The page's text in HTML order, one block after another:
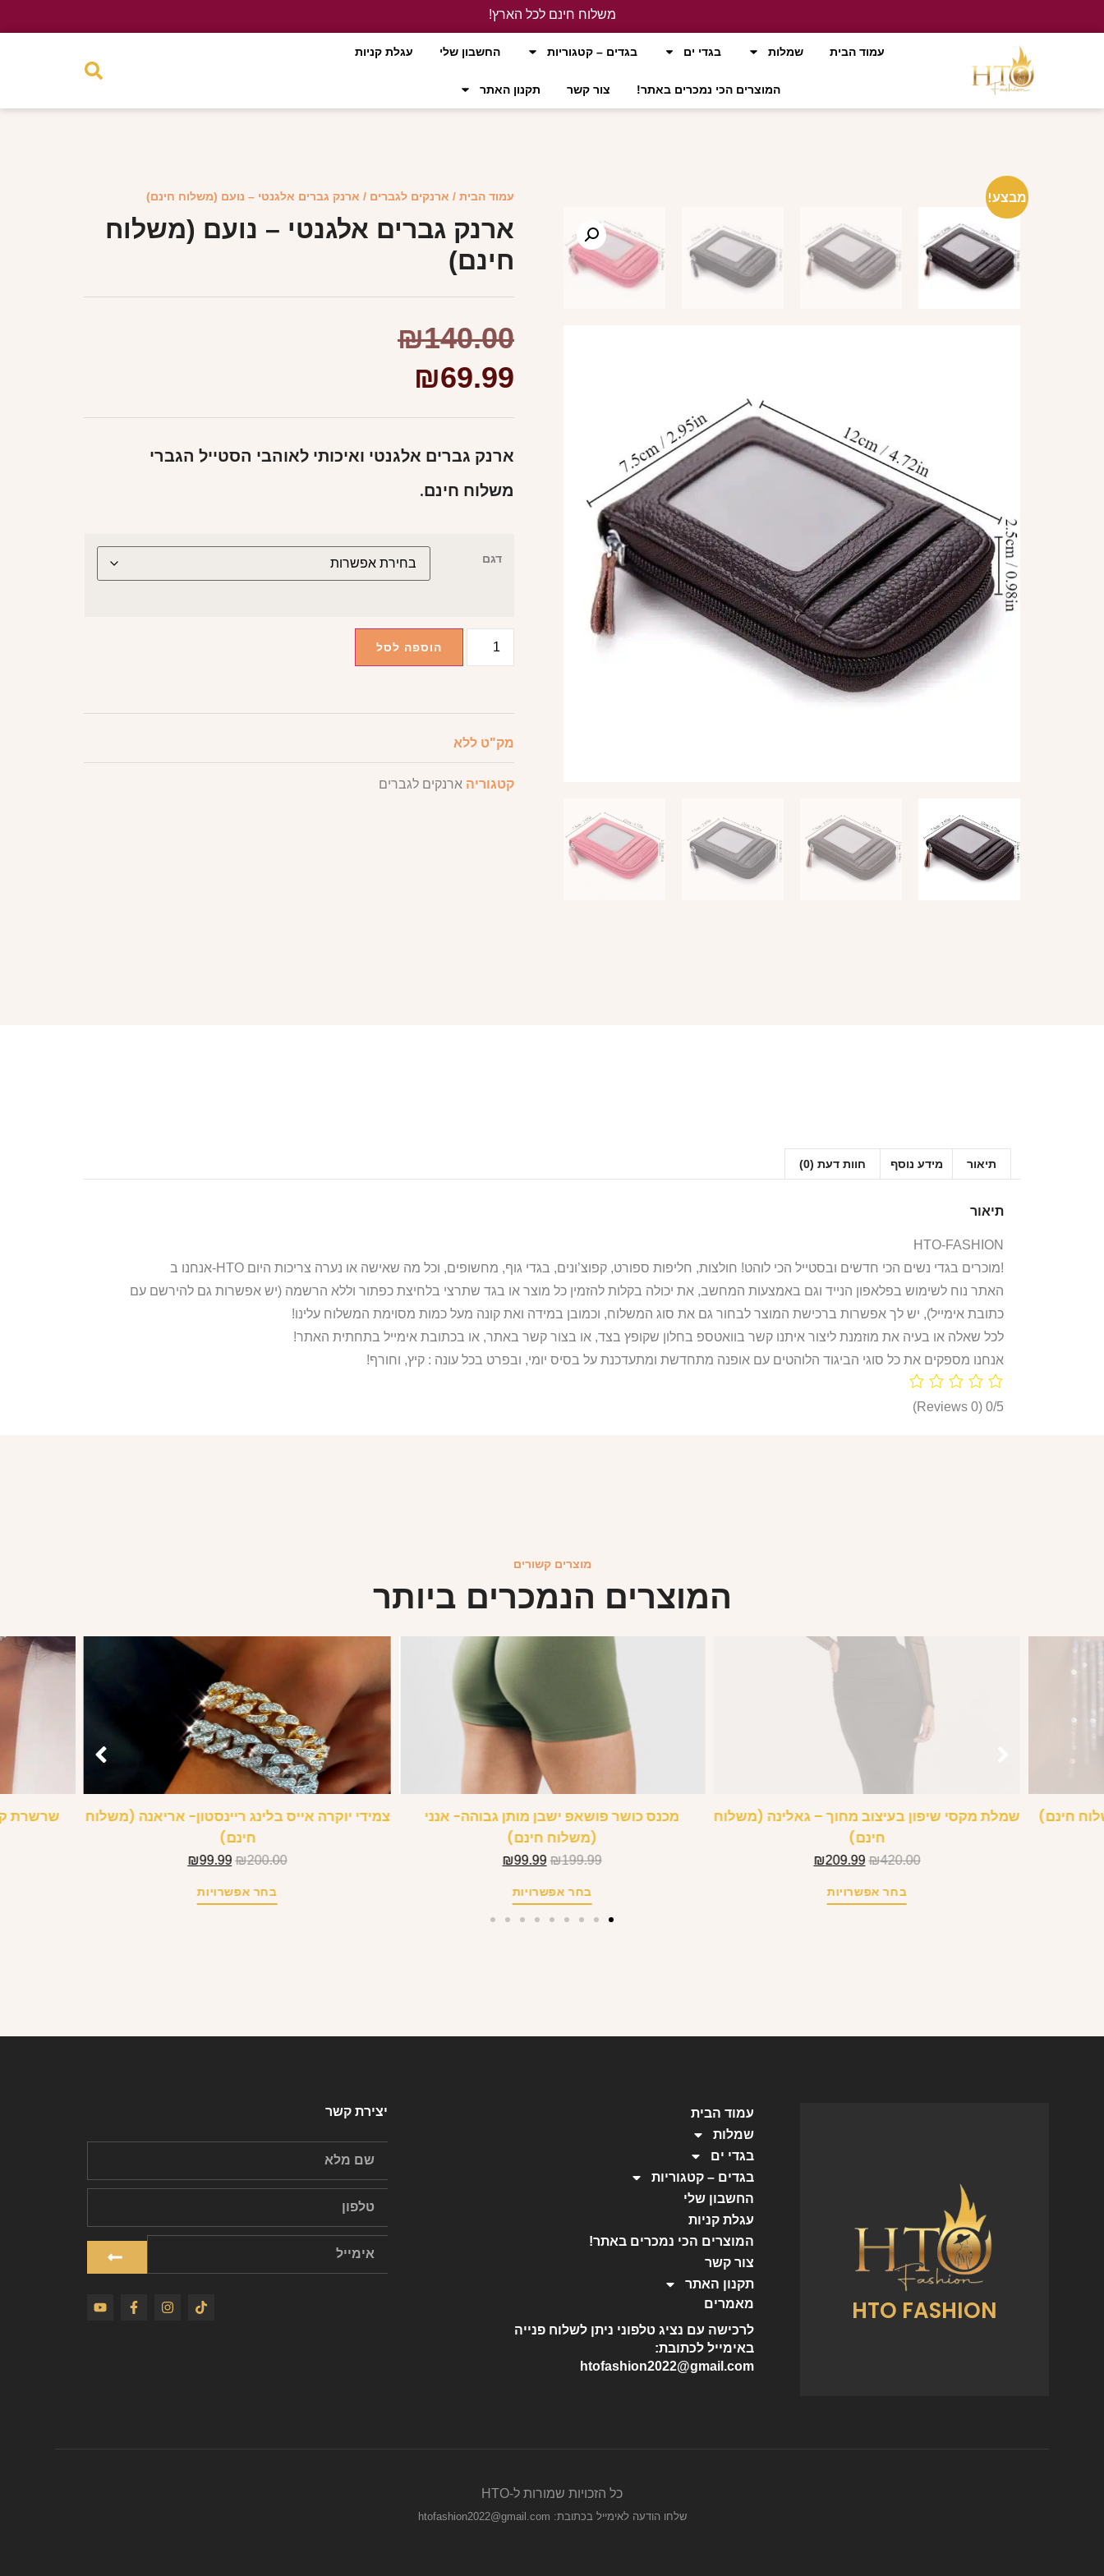
משלוח חינם לכל הארץ!
עמוד הבית
שמלות בגדי ים בגדים – קטגוריות החשבון שלי עגלת קניות
המוצרים הכי נמכרים באתר! צור קשר תקנון האתר
מבצע! עמוד הבית / ארנקים לגברים / ארנק גברים אלגנטי – נועם (משלוח חינם)
ארנק גברים אלגנטי – נועם (משלוח
חינם)
₪140.00
₪69.99
ארנק גברים אלגנטי ואיכותי לאוהבי הסטייל הגברי
משלוח חינם.
דגם
הוספה לסל
מק"ט ללא
קטגוריה ארנקים לגברים
תיאור מידע נוסף חוות דעת (0)
תיאור
HTO-FASHION
אנחנו ב-HTO מוכרים בגדי נשים הכי חדשים ובסטייל הכי לוהט! חולצות, חליפות ספורט, קפוצ’ונים, בגדי גוף, מחשופים, וכל מה שאישה או נערה צריכות היום!
האתר נוח לשימוש בפלאפון הנייד וגם באמצעות המחשב, את יכולה בקלות להזמין כל מוצר או בגד שתרצי בלחיצת כפתור וללא הרשמה (יש אפשרות גם להירשם עם
כתובת אימייל), יש לך אפשרות ברכישת המוצר לבחור גם את סוג המשלוח, וכמובן במידה ואת קונה מעל כמות מסוימת המשלוח עלינו!
לכל שאלה או בעיה את מוזמנת ליצור איתנו קשר בוואטספ בחלון שקופץ בצד, או בצור קשר באתר, או בכתובת אימייל בתחתית האתר!
אנחנו מספקים את כל סוגי הביגוד הלוהטים עם אופנה מתחדשת ומתעדכנת על בסיס יומי, ובפרט בכל עונה : קיץ, וחורף!
0/5
(0 Reviews)
מוצרים קשורים
המוצרים הנמכרים ביותר
חינם)
שמלת מקסי שיפון בעיצוב מחוך – גאלינה (משלוח
חינם)
₪420.00
₪209.99
בחר אפשרויות
מכנס כושר פושאפ ישבן מותן גבוהה- אנני
(משלוח חינם)
₪199.99
₪99.99
בחר אפשרויות
צמידי יוקרה אייס בלינג ריינסטון- אריאנה (משלוח
חינם)
₪200.00
₪99.99
בחר אפשרויות
שרשרת
HTO FASHION
עמוד הבית
שמלות
בגדי ים
בגדים – קטגוריות
החשבון שלי
עגלת קניות
המוצרים הכי נמכרים באתר!
צור קשר
תקנון האתר
מאמרים
לרכישה עם נציג טלפוני ניתן לשלוח פנייה
באימייל לכתובת:
htofashion2022@gmail.com
יצירת קשר
כל הזכויות שמורות ל-HTO
שלחו הודעה לאימייל בכתובת: htofashion2022@gmail.com